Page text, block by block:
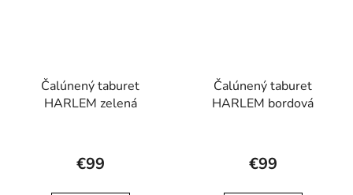
Čalúnený taburet
HARLEM zelená
€99
Čalúnený taburet
HARLEM bordová
€99